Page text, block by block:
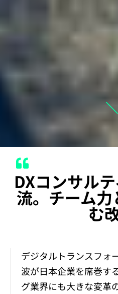
DXコンサル
流。チーム
む
デジタルトランスフォ
波が日本企業を席巻す
グ業界にも大きな変革